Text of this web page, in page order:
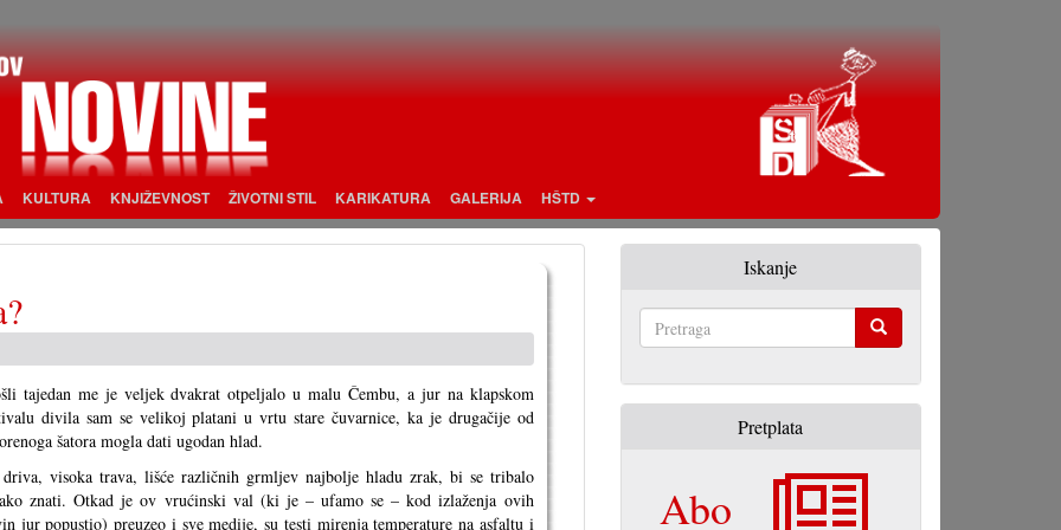
KULTURA KNJIŽEVNOST ŽIVOTNI STIL KARIKATURA GALERIJA HŠTD
tajedan me je veljek dvakrat otpeljalo u malu Čembu, a jur na klapskom
divila sam se velikoj platani u vrtu stare čuvarnice, ka je drugačije od
šatora mogla dati ugodan hlad.
visoka trava, lišće različnih grmljev najbolje hladu zrak, bi se tribalo
znati. Otkad je ov vrućinski val (ki je – ufamo se – kod izlaženja ovih
jur popustio) preuzeo i sve medije, su testi mirenja temperature na asfaltu i
Iskanje
Pretplata
Abo